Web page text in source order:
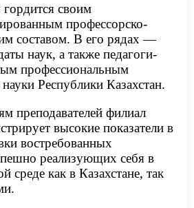
своим
профессорско-
составом. В его рядах —
наук, а также педагоги-
профессиональным
Республики Казахстан.
преподавателей филиал
высокие показатели в
востребованных
реализующих себя в
среде как в Казахстане, так